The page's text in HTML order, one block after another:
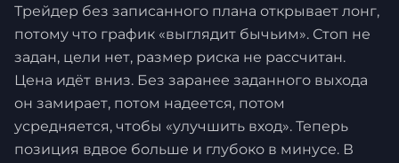
Трейдер без записанного плана открывает лонг,
потому что график «выглядит бычьим». Стоп не
задан, цели нет, размер риска не рассчитан.
Цена идёт вниз. Без заранее заданного выхода
он замирает, потом надеется, потом
усредняется, чтобы «улучшить вход». Теперь
позиция вдвое больше и глубоко в минусе. В